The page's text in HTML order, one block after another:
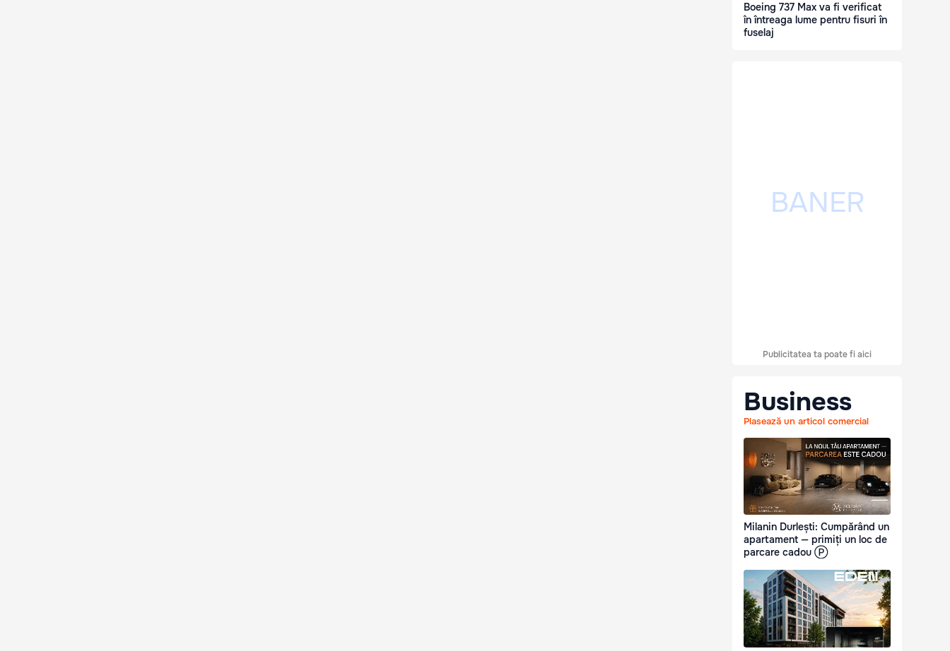
Boeing 737 Max va fi verificat
în întreaga lume pentru fisuri în
fuselaj
Publicitatea ta poate fi aici
Business
Plasează un articol comercial
Milanin Durlești: Cumpărând un
apartament — primiți un loc de
parcare cadou Ⓟ